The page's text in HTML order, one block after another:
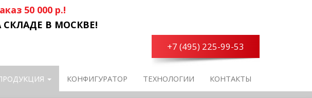
50 000 р.!
В МОСКВЕ!
+7 (495) 225-99-53
КОНФИГУРАТОР ТЕХНОЛОГИИ КОНТАКТЫ